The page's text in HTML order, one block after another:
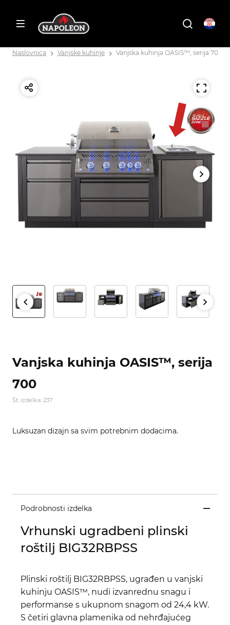
Naslovnica Vanjske kuhinje Vanjska kuhinja OASIS™, serija 700
Vanjska kuhinja OASIS™, serija
700
Št. izdelka: 237
Luksuzan dizajn sa svim potrebnim dodacima.
Podrobnosti izdelka
Vrhunski ugradbeni plinski
roštilj BIG32RBPSS
Plinski roštilj BIG32RBPSS, ugrađen u vanjski
kuhinju OASIS™, nudi izvanrednu snagu i
performanse s ukupnom snagom od 24,4 kW.
S četiri glavna plamenika od nehrđajućeg